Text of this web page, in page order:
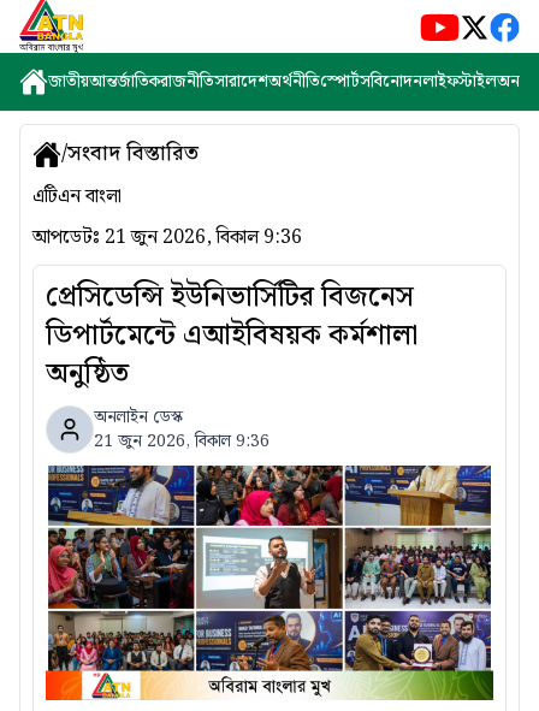
জাতীয়আন্তর্জাতিকরাজনীতিসারাদেশঅর্থনীতিস্পোর্টসবিনোদনলাইফস্টাইল
/সংবাদ বিস্তারিত
এটিএন বাংলা
আপডেটঃ 21 জুন 2026, বিকাল 9:36
প্রেসিডেন্সি ইউনিভার্সিটির বিজনেস
ডিপার্টমেন্টে এআইবিষয়ক কর্মশালা
অনুষ্ঠিত
অনলাইন ডেস্ক
21 জুন 2026, বিকাল 9:36